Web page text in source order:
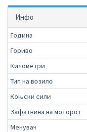
Инфо
Година
Гориво
Километри
Тип на возило
Коњски сили
Зафатнина на моторот
Менувач